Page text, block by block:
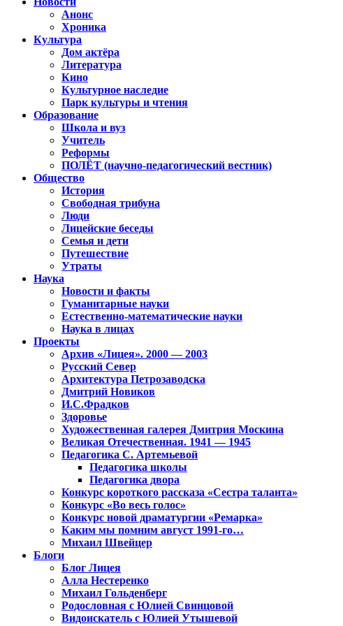
Анонс
Хроника
Культура
Дом актёра
Литература
Кино
Культурное наследие
Парк культуры и чтения
Образование
Школа и вуз
Учитель
Реформы
ПОЛЁТ (научно-педагогический вестник)
Общество
История
Свободная трибуна
Люди
Лицейские беседы
Семья и дети
Путешествие
Утраты
Наука
Новости и факты
Гуманитарные науки
Естественно-математические науки
Наука в лицах
Проекты
Архив «Лицея». 2000 — 2003
Русский Север
Архитектура Петрозаводска
Дмитрий Новиков
И.С.Фрадков
Здоровье
Художественная галерея Дмитрия Москина
Великая Отечественная. 1941 — 1945
Педагогика С. Артемьевой
Педагогика школы
Педагогика двора
Конкурс короткого рассказа «Сестра таланта»
Конкурс «Во весь голос»
Конкурс новой драматургии «Ремарка»
Каким мы помним август 1991-го…
Михаил Швейцер
Блоги
Блог Лицея
Алла Нестеренко
Михаил Гольденберг
Родословная с Юлией Свинцовой
Видоискатель с Юлией Утышевой